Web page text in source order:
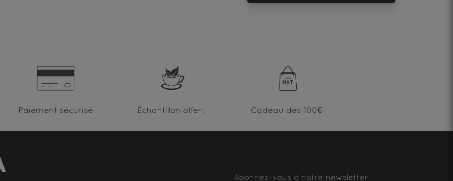
Paiement sécurisé Échantillon offert Cadeau dès 100€
Abonnez-vous à notre newsletter